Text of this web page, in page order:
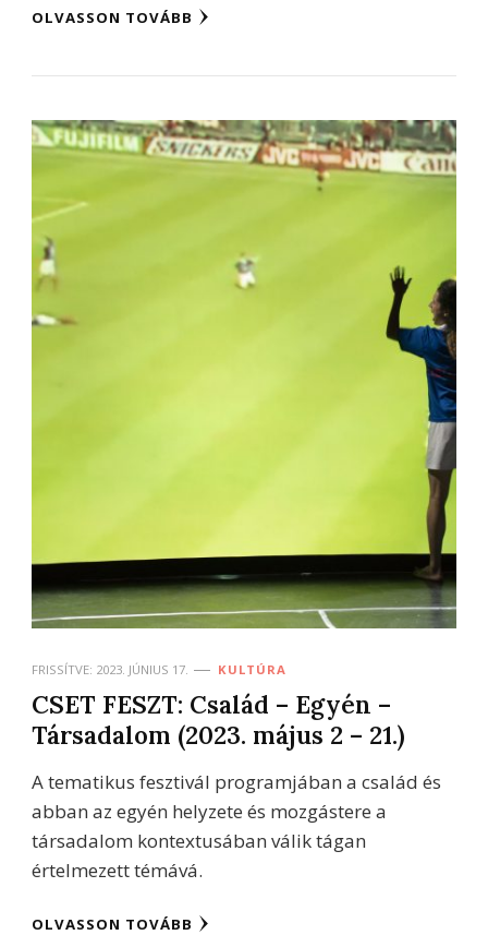
OLVASSON TOVÁBB
FRISSÍTVE: 2023. JÚNIUS 17. KULTÚRA
CSET FESZT: Család – Egyén –
Társadalom (2023. május 2 – 21.)
A tematikus fesztivál programjában a család és
abban az egyén helyzete és mozgástere a
társadalom kontextusában válik tágan
értelmezett témává.
OLVASSON TOVÁBB